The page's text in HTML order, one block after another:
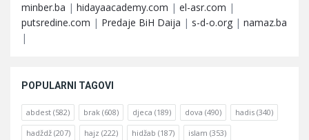
minber.ba | hidayaacademy.com | el-asr.com |
putsredine.com | Predaje BiH Daija | s-d-o.org | namaz.ba
|
POPULARNI TAGOVI
abdest (582) brak (608) djeca (189) dova (490) hadis (340)
hadždž (207) hajz (222) hidžab (187) islam (353)